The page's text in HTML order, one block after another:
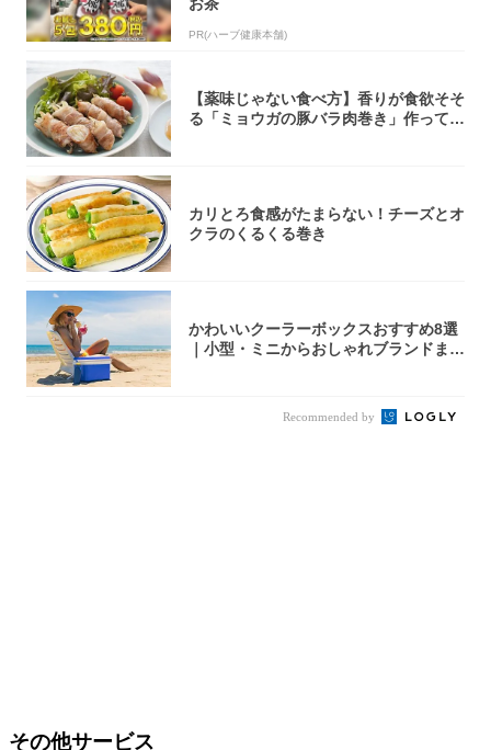
PR(ハーブ健康本舗)
【薬味じゃない食べ方】香りが食欲そそ
る「ミョウガの豚バラ肉巻き」作ってみ
カリとろ食感がたまらない！チーズとオ
クラのくるくる巻き
かわいいクーラーボックスおすすめ8選
｜小型・ミニからおしゃれブランドまで
Recommended by
その他サービス